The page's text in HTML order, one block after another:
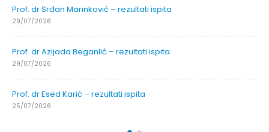
Prof. dr Srđan Marinković – rezultati ispita
29/07/2026
Prof. dr Azijada Beganlić – rezultati ispita
29/07/2026
Prof. dr Esed Karić – rezultati ispita
25/07/2026